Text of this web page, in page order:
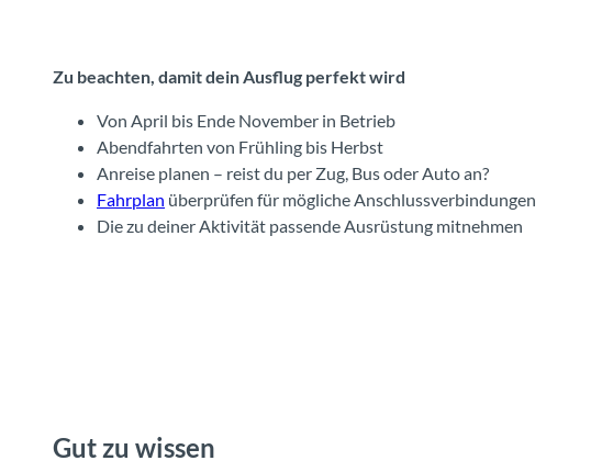
Zu beachten, damit dein Ausflug perfekt wird
Von April bis Ende November in Betrieb
Abendfahrten von Frühling bis Herbst
Anreise planen – reist du per Zug, Bus oder Auto an?
Fahrplan überprüfen für mögliche Anschlussverbindungen
Die zu deiner Aktivität passende Ausrüstung mitnehmen
Gut zu wissen